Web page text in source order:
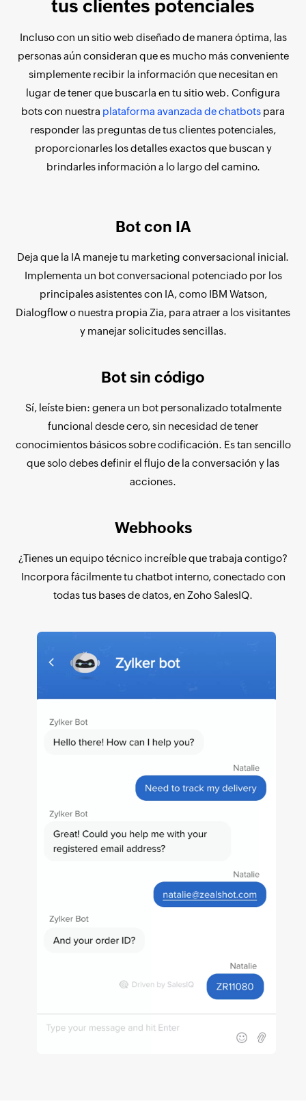
tus clientes potenciales
Incluso con un sitio web diseñado de manera óptima, las
personas aún consideran que es mucho más conveniente
simplemente recibir la información que necesitan en
lugar de tener que buscarla en tu sitio web. Configura
bots con nuestra plataforma avanzada de chatbots para
responder las preguntas de tus clientes potenciales,
proporcionarles los detalles exactos que buscan y
brindarles información a lo largo del camino.
Bot con IA
Deja que la IA maneje tu marketing conversacional inicial.
Implementa un bot conversacional potenciado por los
principales asistentes con IA, como IBM Watson,
Dialogflow o nuestra propia Zia, para atraer a los visitantes
y manejar solicitudes sencillas.
Bot sin código
Sí, leíste bien: genera un bot personalizado totalmente
funcional desde cero, sin necesidad de tener
conocimientos básicos sobre codificación. Es tan sencillo
que solo debes definir el flujo de la conversación y las
acciones.
Webhooks
¿Tienes un equipo técnico increíble que trabaja contigo?
Incorpora fácilmente tu chatbot interno, conectado con
todas tus bases de datos, en Zoho SalesIQ.